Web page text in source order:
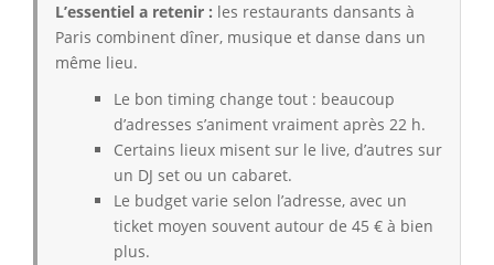
L’essentiel a retenir : les restaurants dansants à
Paris combinent dîner, musique et danse dans un
même lieu.
Le bon timing change tout : beaucoup
d’adresses s’animent vraiment après 22 h.
Certains lieux misent sur le live, d’autres sur
un DJ set ou un cabaret.
Le budget varie selon l’adresse, avec un
ticket moyen souvent autour de 45 € à bien
plus.